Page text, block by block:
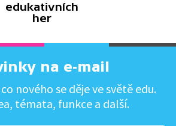
edukativních
her
na e-mail
nového se děje ve světě edu.
témata, funkce a další.